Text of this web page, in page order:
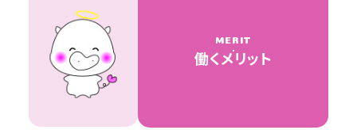
MERIT
働くメリット